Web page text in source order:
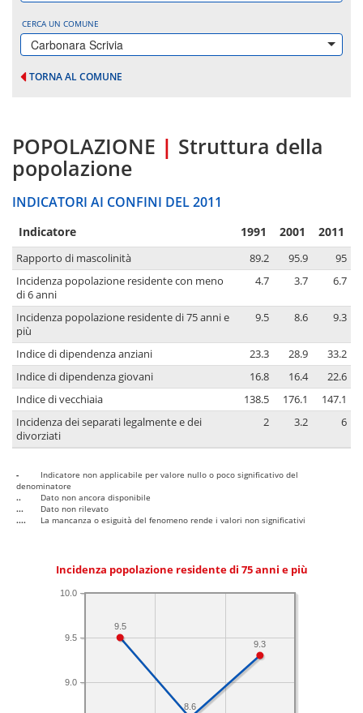
CERCA UN COMUNE
Carbonara Scrivia
TORNA AL COMUNE
POPOLAZIONE | Struttura della
popolazione
INDICATORI AI CONFINI DEL 2011
Indicatore 1991 2001 2011
Rapporto di mascolinità 89.2 95.9
95
Incidenza popolazione residente con meno
di 6 anni
4.7 3.7 6.7
Incidenza popolazione residente di 75 anni e
più
9.5 8.6 9.3
Indice di dipendenza anziani 23.3 28.9
33.2
Indice di dipendenza giovani
16.8 16.4
22.6
Indice di vecchiaia
138.5 176.1
147.1
Incidenza dei separati legalmente e dei
divorziati
2 3.2 6
-
Indicatore non applicabile per valore nullo o poco significativo del
denominatore
..
Dato non ancora disponibile
...
Dato non rilevato
....
La mancanza o esiguità del fenomeno rende i valori non significativi
Incidenza popolazione residente di 75 anni e più
9.0
9.5
10.0
9.3
8.6
9.5